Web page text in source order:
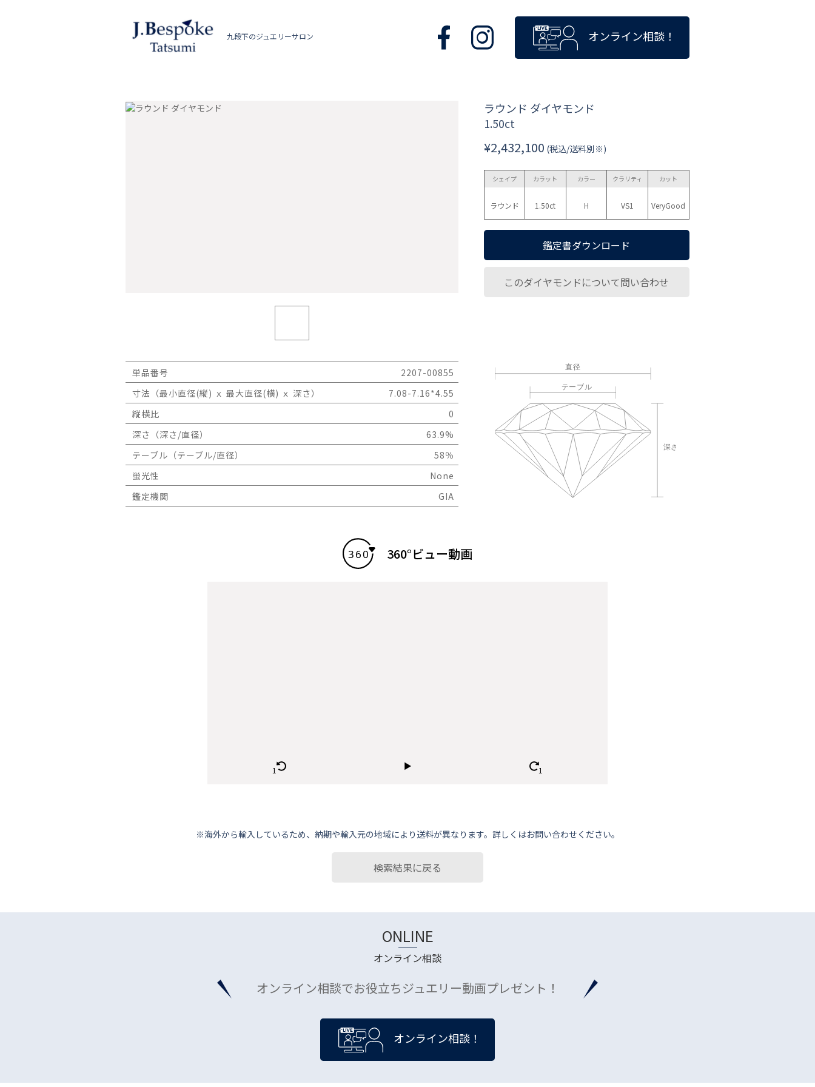
九段下のジュエリーサロン オンライン相談！
ラウンド ダイヤモンド
1.50ct
¥2,432,100 (税込/送料別※)
シェイプ
ラウンド
カラット
1.50ct
カラー
H
クラリティ
VS1
カット
VeryGood
鑑定書ダウンロード
このダイヤモンドについて問い合わせ
単品番号
2207-00855
寸法（最小直径(縦) ｘ 最大直径(横) ｘ 深さ）
7.08-7.16*4.55
縦横比
0
深さ（深さ/直径）
63.9%
テーブル（テーブル/直径）
58％
蛍光性
None
鑑定機関
GIA
360°ビュー動画
※海外から輸⼊しているため、納期や輸⼊元の地域により送料が異なります。詳しくはお問い合わせください。
検索結果に戻る
ONLINE
オンライン相談
オンライン相談でお役立ちジュエリー動画プレゼント！
オンライン相談！